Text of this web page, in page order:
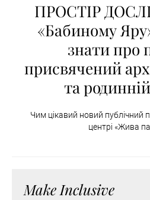
ПРОСТІР
«Бабиному
знати про
присвячений
та родинній
Чим цікавий новий публічний
центрі «Жива
Make Inclusive